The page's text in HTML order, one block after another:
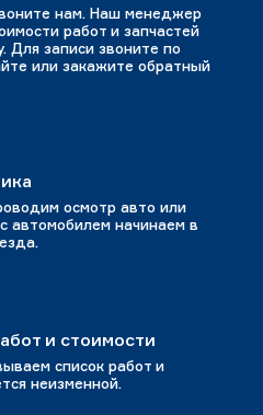
нам. Наш менеджер
работ и запчастей
Для записи звоните по
или закажите обратный
осмотр авто или
автомобилем начинаем в
и стоимости
список работ и
неизменной.